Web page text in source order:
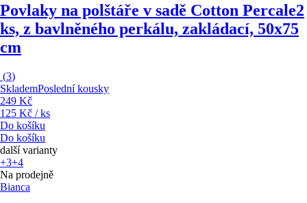
Povlaky na polštáře v sadě Cotton Percale2
ks, z bavlněného perkálu, zakládací, 50x75
cm
(3)
SklademPoslední kousky
249 Kč
125 Kč / ks
Do košíku
Do košíku
další varianty
+3+4
Na prodejně
Bianca